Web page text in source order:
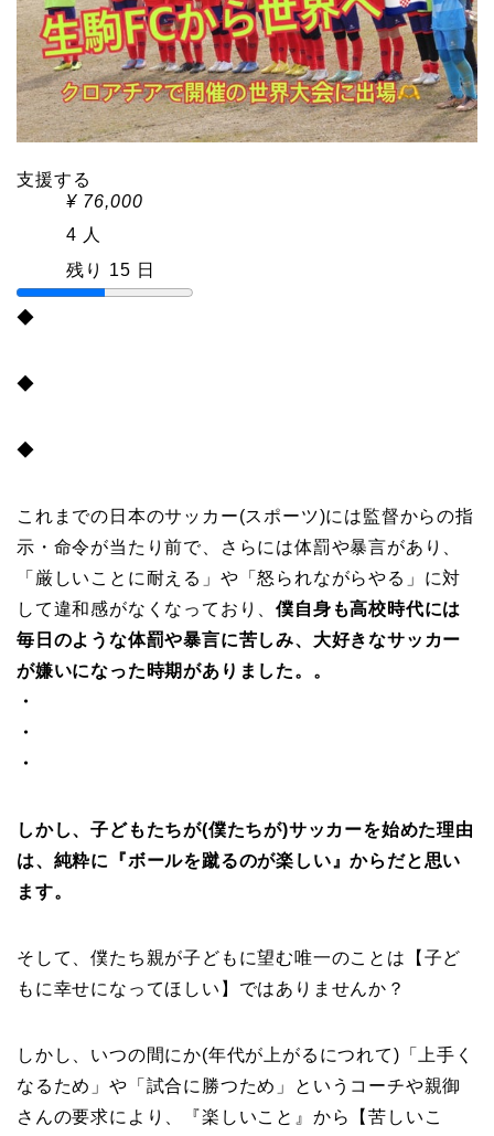
支援する
¥ 76,000
4 人
残り 15 日
◆
◆
◆
これまでの日本のサッカー(スポーツ)には監督からの指
示・命令が当たり前で、さらには体罰や暴言があり、
「厳しいことに耐える」や「怒られながらやる」に対
して違和感がなくなっており、僕自身も高校時代には
毎日のような体罰や暴言に苦しみ、大好きなサッカー
が嫌いになった時期がありました。。
・
・
・
しかし、子どもたちが(僕たちが)サッカーを始めた理由
は、純粋に『ボールを蹴るのが楽しい』からだと思い
ます。
そして、僕たち親が子どもに望む唯一のことは【子ど
もに幸せになってほしい】ではありませんか？
しかし、いつの間にか(年代が上がるにつれて)「上手く
なるため」や「試合に勝つため」というコーチや親御
さんの要求により、『楽しいこと』から【苦しいこ